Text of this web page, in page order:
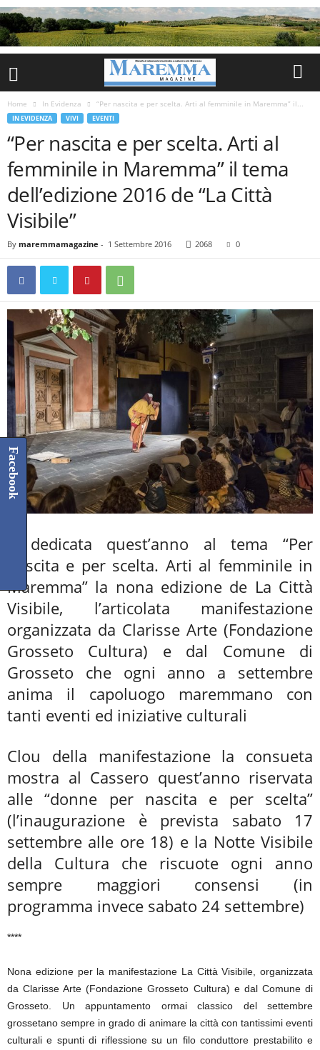
Home In Evidenza “Per nascita e per scelta. Arti al femminile in Maremma” il...
IN EVIDENZA VIVI EVENTI
“Per nascita e per scelta. Arti al
femminile in Maremma” il tema
dell’edizione 2016 de “La Città
Visibile”
By maremmamagazine - 1 Settembre 2016 2068 0
È dedicata quest’anno al tema “Per
nascita e per scelta. Arti al femminile in
Maremma” la nona edizione de La Città
Visibile, l’articolata manifestazione
organizzata da Clarisse Arte (Fondazione
Grosseto Cultura) e dal Comune di
Grosseto che ogni anno a settembre
anima il capoluogo maremmano con
tanti eventi ed iniziative culturali
Clou della manifestazione la consueta
mostra al Cassero quest’anno riservata
alle “donne per nascita e per scelta”
(l’inaugurazione è prevista sabato 17
settembre alle ore 18) e la Notte Visibile
della Cultura che riscuote ogni anno
sempre maggiori consensi (in
programma invece sabato 24 settembre)
****
Nona edizione per la manifestazione La Città Visibile, organizzata
da Clarisse Arte (Fondazione Grosseto Cultura) e dal Comune di
Grosseto. Un appuntamento ormai classico del settembre
grossetano sempre in grado di animare la città con tantissimi eventi
culturali e spunti di riflessione su un filo conduttore prestabilito e
Facebook